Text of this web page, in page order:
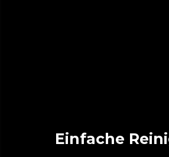
Einfache